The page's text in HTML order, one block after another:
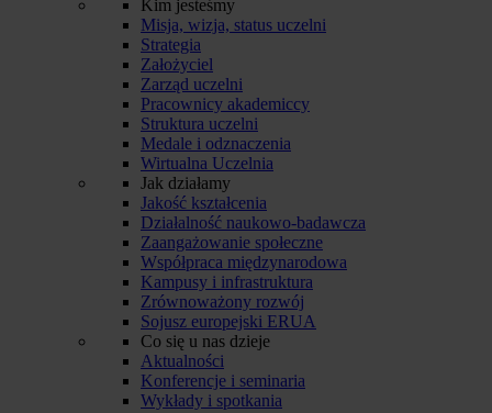
Kim jesteśmy
Misja, wizja, status uczelni
Strategia
Założyciel
Zarząd uczelni
Pracownicy akademiccy
Struktura uczelni
Medale i odznaczenia
Wirtualna Uczelnia
Jak działamy
Jakość kształcenia
Działalność naukowo-badawcza
Zaangażowanie społeczne
Współpraca międzynarodowa
Kampusy i infrastruktura
Zrównoważony rozwój
Sojusz europejski ERUA
Co się u nas dzieje
Aktualności
Konferencje i seminaria
Wykłady i spotkania